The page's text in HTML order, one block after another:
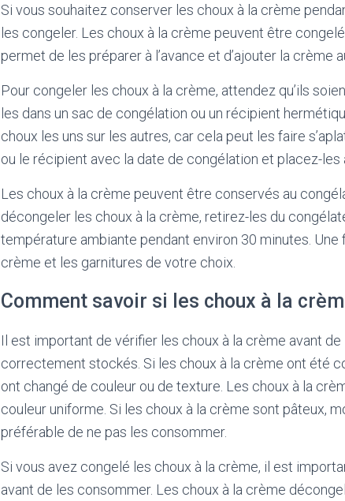
Si vous souhaitez conserver les choux à la crème
les congeler. Les choux à la crème peuvent être
permet de les préparer à l’avance et d’ajouter la crème
Pour congeler les choux à la crème, attendez qu’ils
les dans un sac de congélation ou un récipient
choux les uns sur les autres, car cela peut les faire
ou le récipient avec la date de congélation et placez-les
Les choux à la crème peuvent être conservés au
décongeler les choux à la crème, retirez-les du
température ambiante pendant environ 30 minutes.
crème et les garnitures de votre choix.
Comment savoir si les choux à la
Il est important de vérifier les choux à la crème avant
correctement stockés. Si les choux à la crème ont été
ont changé de couleur ou de texture. Les choux à la
couleur uniforme. Si les choux à la crème sont pâteux,
préférable de ne pas les consommer.
Si vous avez congelé les choux à la crème, il est
avant de les consommer. Les choux à la crème